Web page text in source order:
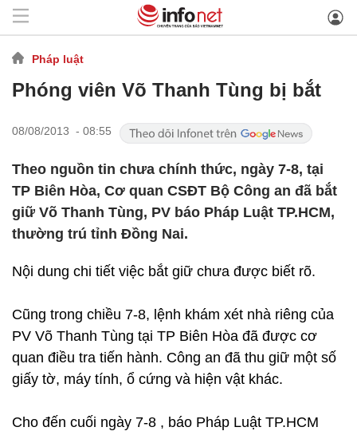
Pháp luật
Phóng viên Võ Thanh Tùng bị bắt
08/08/2013 - 08:55
Theo nguồn tin chưa chính thức, ngày 7-8, tại
TP Biên Hòa, Cơ quan CSĐT Bộ Công an đã bắt
giữ Võ Thanh Tùng, PV báo Pháp Luật TP.HCM,
thường trú tỉnh Đồng Nai.
Nội dung chi tiết việc bắt giữ chưa được biết rõ.
Cũng trong chiều 7-8, lệnh khám xét nhà riêng của
PV Võ Thanh Tùng tại TP Biên Hòa đã được cơ
quan điều tra tiến hành. Công an đã thu giữ một số
giấy tờ, máy tính, ổ cứng và hiện vật khác.
Cho đến cuối ngày 7-8 , báo Pháp Luật TP.HCM